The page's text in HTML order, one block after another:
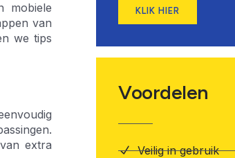
mobiele
van
we tips
extra
KLIK HIER
Voordelen
Veilig in gebruik